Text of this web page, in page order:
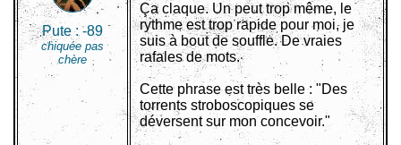
Pute :-89
chiquée pas
chère
Ça claque. Un peut trop même, le
rythme est trop rapide pour moi, je
suis à bout de souffle. De vraies
rafales de mots.
Cette phrase est très belle : "Des
torrents stroboscopiques se
déversent sur mon concevoir."